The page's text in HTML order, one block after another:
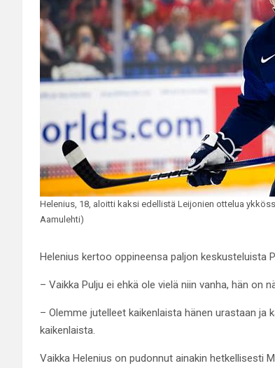
Helenius, 18, aloitti kaksi edellistä Leijonien ottelua
Aamulehti)
Helenius kertoo oppineensa paljon keskusteluista
– Vaikka Pulju ei ehkä ole vielä niin vanha, hän on
– Olemme jutelleet kaikenlaista hänen urastaan
kaikenlaista.
Vaikka Helenius on pudonnut ainakin hetkellisesti